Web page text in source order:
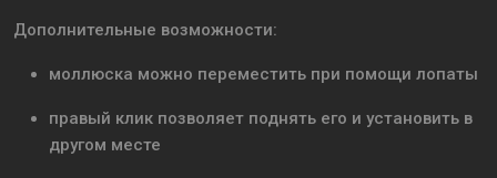
Дополнительные возможности:
моллюска можно переместить при помощи лопаты
правый клик позволяет поднять его и установить в
другом месте